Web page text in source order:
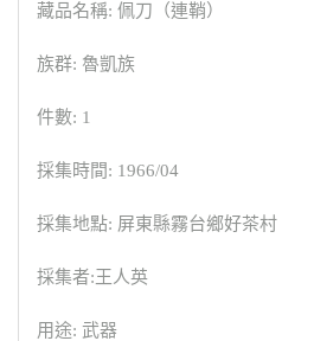
藏品名稱: 佩刀（連鞘）
族群: 魯凱族
件數: 1
採集時間: 1966/04
採集地點: 屏東縣霧台鄉好茶村
採集者:王人英
用途: 武器